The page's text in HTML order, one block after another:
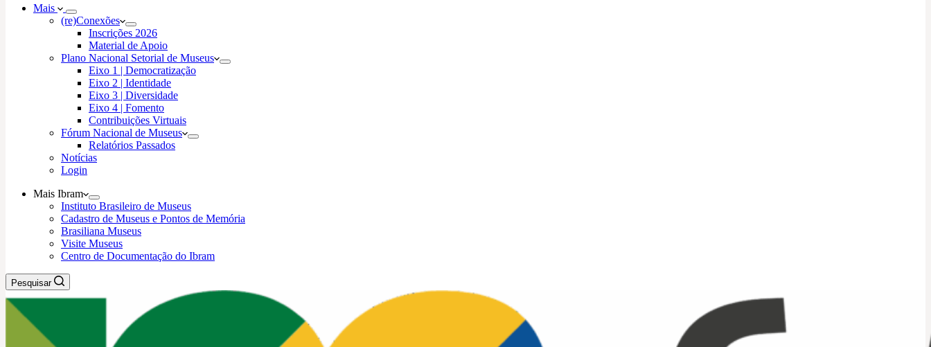
Mais
(re)Conexões
Inscrições 2026
Material de Apoio
Plano Nacional Setorial de Museus
Eixo 1 | Democratização
Eixo 2 | Identidade
Eixo 3 | Diversidade
Eixo 4 | Fomento
Contribuições Virtuais
Fórum Nacional de Museus
Relatórios Passados
Notícias
Login
Mais Ibram
Instituto Brasileiro de Museus
Cadastro de Museus e Pontos de Memória
Brasiliana Museus
Visite Museus
Centro de Documentação do Ibram
Pesquisar